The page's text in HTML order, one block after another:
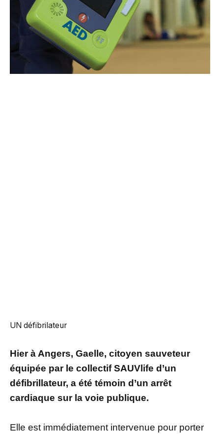
UN défibrilateur
Hier à Angers, Gaelle, citoyen sauveteur
équipée par le collectif SAUVlife d’un
défibrillateur, a été témoin d’un arrêt
cardiaque sur la voie publique.
Elle est immédiatement intervenue pour porter